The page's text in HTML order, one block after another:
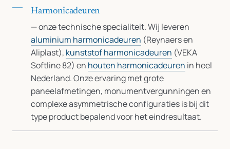
Harmonicadeuren
— onze technische specialiteit. Wij leveren
aluminium harmonicadeuren (Reynaers en
Aliplast), kunststof harmonicadeuren (VEKA
Softline 82) en houten harmonicadeuren in heel
Nederland. Onze ervaring met grote
paneelafmetingen, monumentvergunningen en
complexe asymmetrische configuraties is bij dit
type product bepalend voor het eindresultaat.